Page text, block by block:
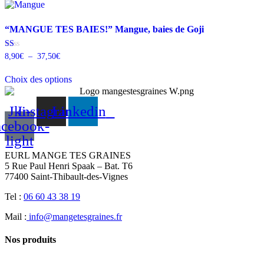
“MANGUE TES BAIES!” Mangue, baies de Goji
Note
1.00
5
8,90€ – 37,50€Plage
8,90€
Choix des options
Ce
a
plusieurs
variations.
Les
options
peuvent
être
sur
page
produit
Jki-
light
InstagramLinkedin
EURL MANGE TES GRAINES
5 Rue Paul Henri Spaak – Bat. T6
77400 Saint-Thibault-des-Vignes
Tel : 06 60 43 38 19
Mail : info@mangetesgraines.fr
Nos produits